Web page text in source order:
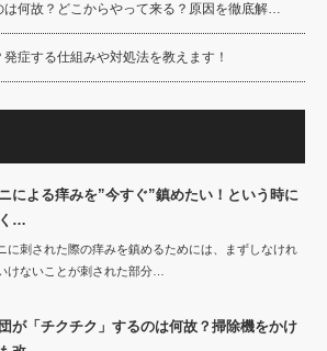
は何故？どこからやって来る？原因を徹底解…
症する仕組みや対処法を教えます！
による痒みを”今すぐ”鎮めたい！という時に
…
に刺された際の痒みを鎮めるためには、まずしなけれ
けないことが刺された部分…
が「チクチク」するのは何故？掃除機をかけ